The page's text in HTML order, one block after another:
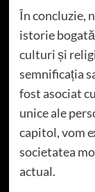
În concluzie,
istorie
culturi și
semnificația
fost asociat
unice ale
capitol, vom
societatea
actual.